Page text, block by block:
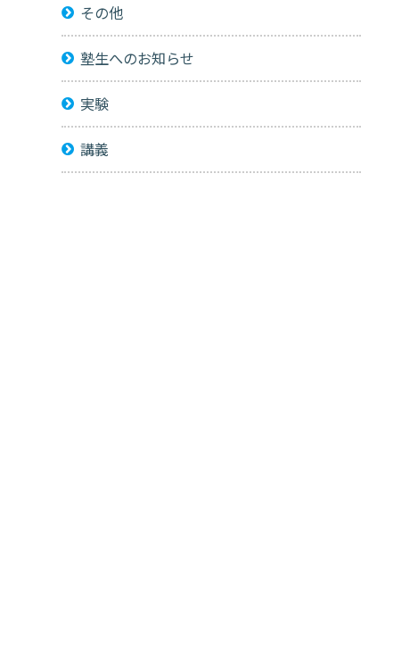
その他
塾生へのお知らせ
実験
講義